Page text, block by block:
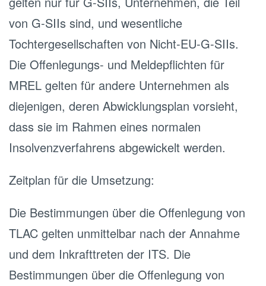
von G-SIIs sind, und wesentliche
Tochtergesellschaften von Nicht-EU-G-SIIs.
Die Offenlegungs- und Meldepflichten für
MREL gelten für andere Unternehmen als
diejenigen, deren Abwicklungsplan vorsieht,
dass sie im Rahmen eines normalen
Insolvenzverfahrens abgewickelt werden.
Zeitplan für die Umsetzung:
Die Bestimmungen über die Offenlegung von
TLAC gelten unmittelbar nach der Annahme
und dem Inkrafttreten der ITS. Die
Bestimmungen über die Offenlegung von